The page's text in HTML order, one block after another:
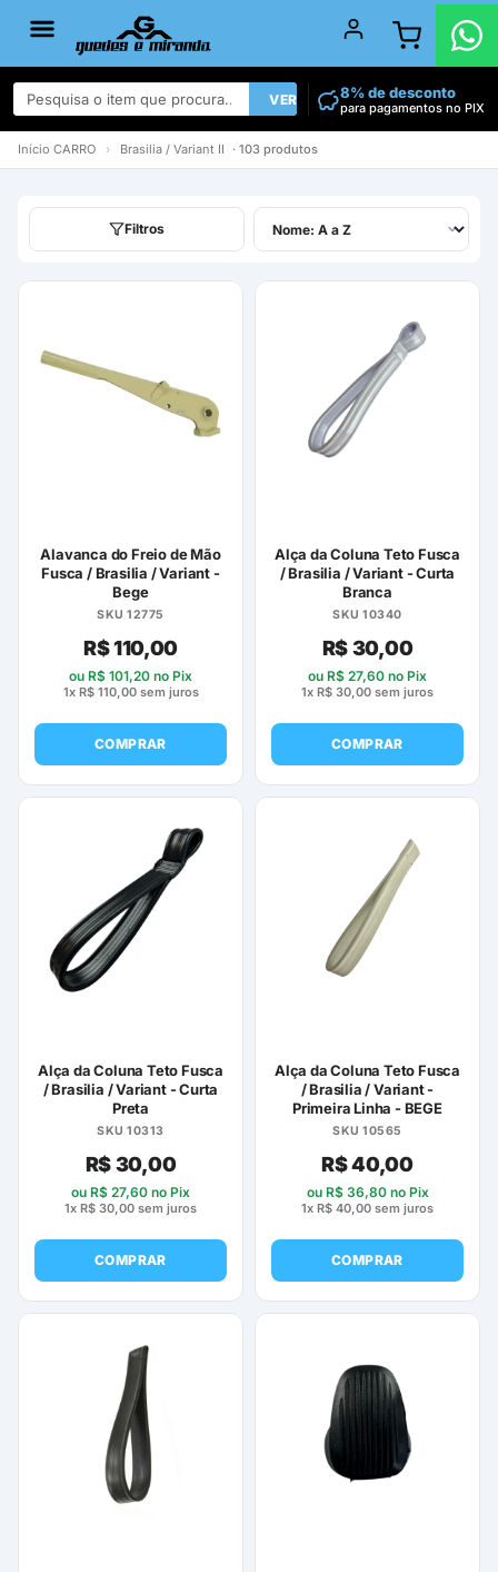
VER TODOS8% de desconto
para pagamentos no PIX
Início CARRO › Brasilia / Variant II · 103 produtos
Filtros
Alavanca do Freio de Mão
Fusca / Brasilia / Variant -
Bege
SKU 12775
R$110,00
ou R$ 101,20 no Pix
1x R$110,00sem juros
COMPRAR
Alça da Coluna Teto Fusca
/ Brasilia / Variant - Curta
Branca
SKU 10340
R$30,00
ou R$ 27,60 no Pix
1x R$ 30,00 sem juros
COMPRAR
Alça da Coluna Teto Fusca
/ Brasilia / Variant - Curta
Preta
SKU 10313
R$30,00
ou R$ 27,60 no Pix
1x R$ 30,00 sem juros
COMPRAR
Alça da Coluna Teto Fusca
/ Brasilia / Variant -
Primeira Linha - BEGE
SKU 10565
R$40,00
ou R$36,80no Pix
1x R$ 40,00 sem juros
COMPRAR